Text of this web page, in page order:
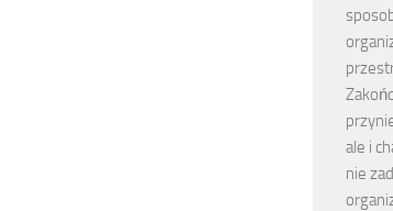
ale i
nie